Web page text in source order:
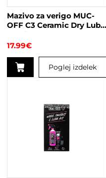
Mazivo za verigo MUC-
OFF C3 Ceramic Dry Lube
50ml
17.99€
Poglej izdelek